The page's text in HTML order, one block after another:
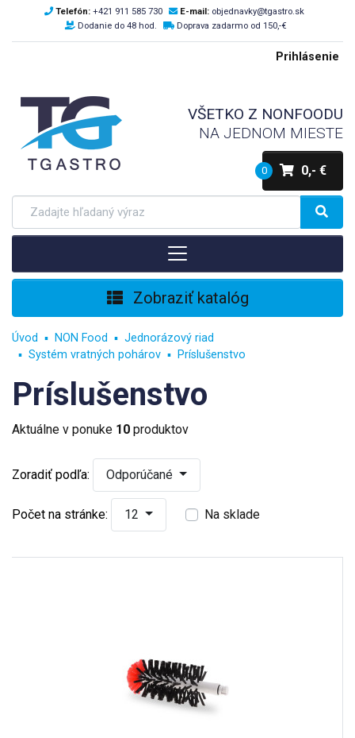
Telefón: +421 911 585 730 E-mail: objednavky@tgastro.sk
Dodanie do 48 hod.
Doprava zadarmo od 150,-€
Prihlásenie
VŠETKO Z NONFOODU
NA JEDNOM MIESTE
0 0,- €
Zobraziť katalóg
Úvod NON Food
Jednorázový riad
Systém vratných pohárov
Príslušenstvo
Príslušenstvo
Aktuálne v ponuke 10 produktov
Zoradiť podľa: Odporúčané
Počet na stránke: 12 Na sklade